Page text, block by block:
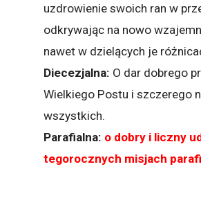
uzdrowienie swoich ran w
odkrywając na nowo
nawet w dzielących je
Diecezjalna: O dar dobrego
Wielkiego Postu i szczerego
wszystkich.
Parafialna: o dobry i liczny
tegorocznych misjach